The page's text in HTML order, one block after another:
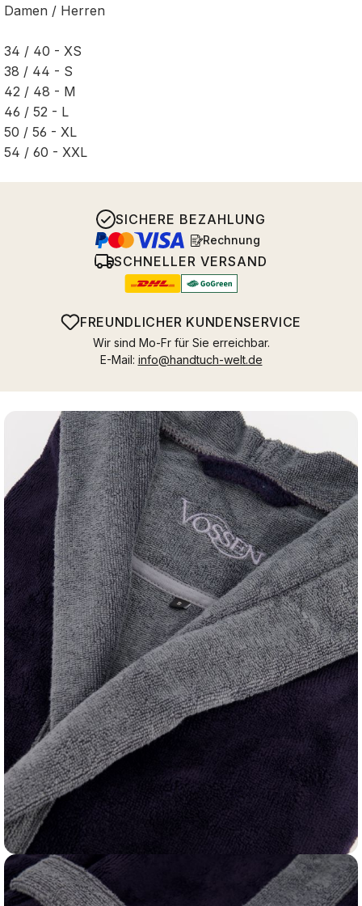
Damen / Herren
34 / 40 - XS
38 / 44 - S
42 / 48 - M
46 / 52 - L
50 / 56 - XL
54 / 60 - XXL
SICHERE BEZAHLUNG
Rechnung
SCHNELLER VERSAND
FREUNDLICHER KUNDENSERVICE
Wir sind Mo-Fr für Sie erreichbar.
E-Mail: info@handtuch-welt.de